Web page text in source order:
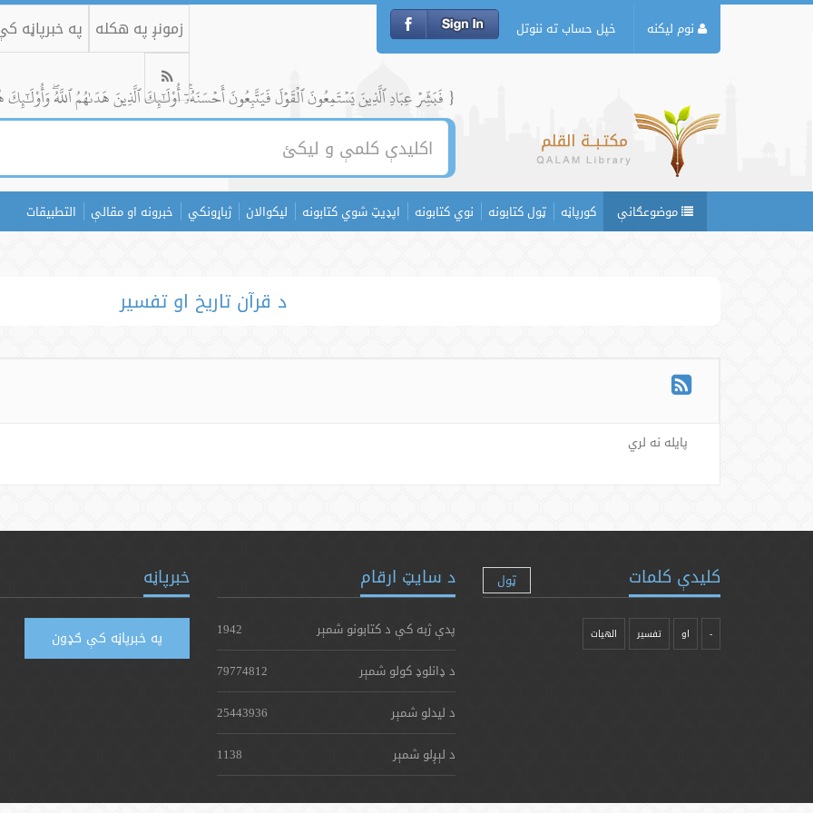
نوم لیکنه خپل حساب ته ننوتل زمونږ په هکله په خبرپاڼه
{ فَبَشِّرۡ عِبَادِ ٱلَّذِينَ يَسۡتَمِعُونَ ٱلۡقَوۡلَ فَيَتَّبِعُونَ أَحۡسَنَهُۥٓۚ أُوْلَٰٓئِكَ ٱلَّذِينَ هَدَىٰهُمُ ٱللَّهُۖ وَأُوْلَٰٓئِكَ
موضوعګانې کورپاڼه ټول کتابونه نوي کتابونه اپډیټ شوي کتابونه لیکوالان ژباړونکي خبرونه او مقالې التطبيقات
د قرآن تاريخ او تفسیر
پایله نه لري
کلیدې کلمات ټول
- او تفسیر الهیات
د سایټ ارقام
پدې ژبه کې د کتابونو شمېر
1942
د ډانلوډ کولو شمېر
79774812
د لیدلو شمېر
25443936
د لېږلو شمېر
1138
خبرپاڼه
په خبرپاڼه کې ګډون